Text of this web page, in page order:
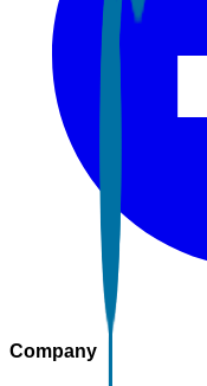
Company